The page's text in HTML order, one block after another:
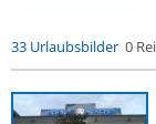
33 Urlaubsbilder 0